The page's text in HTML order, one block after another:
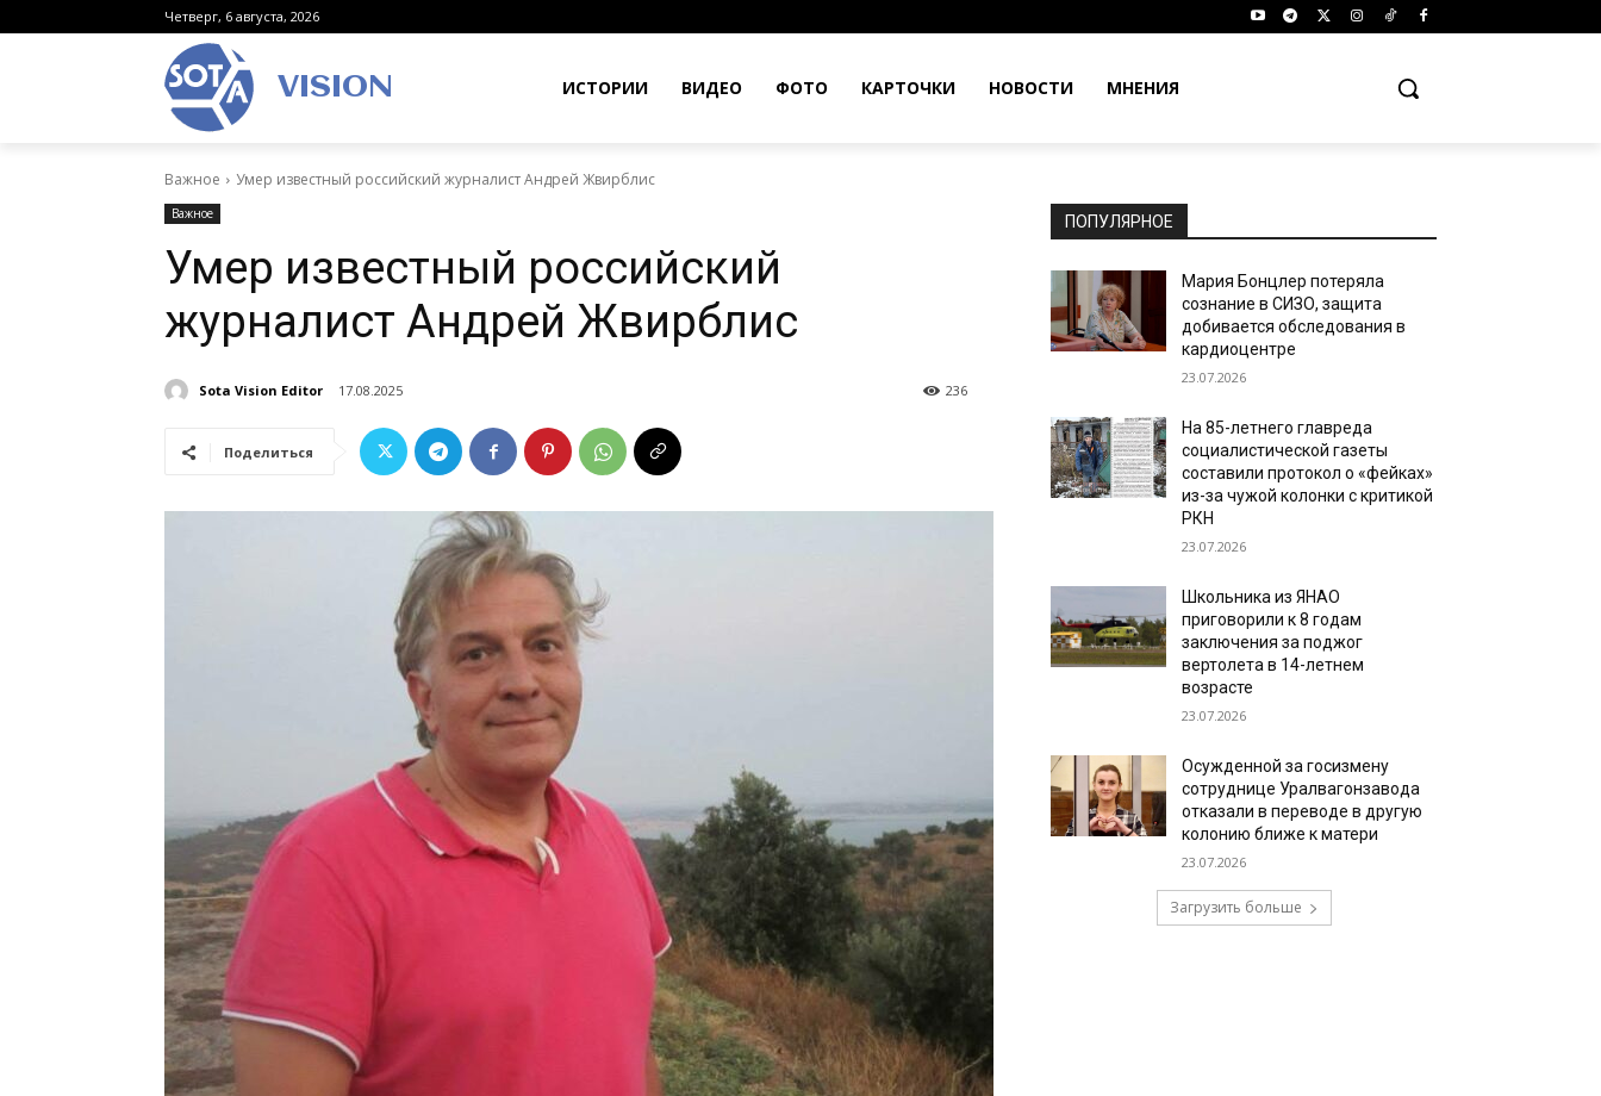
Четверг, 6 августа, 2026
VISION ИСТОРИИ ВИДЕО ФОТО КАРТОЧКИ НОВОСТИ МНЕНИЯ
Важное Умер известный российский журналист Андрей Жвирблис
Важное
Умер известный российский
журналист Андрей Жвирблис
Sota Vision Editor 17.08.2025 236
Поделиться
ПОПУЛЯРНОЕ
Мария Бонцлер потеряла
сознание в СИЗО, защита
добивается обследования в
кардиоцентре
23.07.2026
На 85-летнего главреда
социалистической газеты
составили протокол о «фейках»
из-за чужой колонки с критикой
РКН
23.07.2026
Школьника из ЯНАО
приговорили к 8 годам
заключения за поджог
вертолета в 14-летнем
возрасте
23.07.2026
Осужденной за госизмену
сотруднице Уралвагонзавода
отказали в переводе в другую
колонию ближе к матери
23.07.2026
Загрузить больше